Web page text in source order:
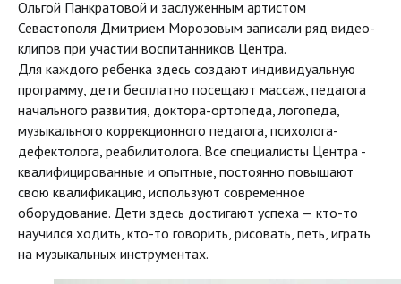
Ольгой Панкратовой и заслуженным артистом
Севастополя Дмитрием Морозовым записали ряд видео-
клипов при участии воспитанников Центра.
Для каждого ребенка здесь создают индивидуальную
программу, дети бесплатно посещают массаж, педагога
начального развития, доктора-ортопеда, логопеда,
музыкального коррекционного педагога, психолога-
дефектолога, реабилитолога. Все специалисты Центра -
квалифицированные и опытные, постоянно повышают
свою квалификацию, используют современное
оборудование. Дети здесь достигают успеха — кто-то
научился ходить, кто-то говорить, рисовать, петь, играть
на музыкальных инструментах.